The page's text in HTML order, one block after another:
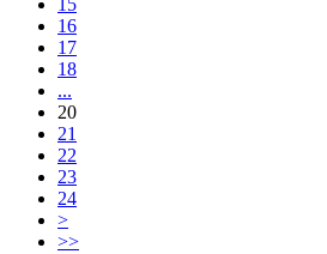
15
16
17
18
...
20
21
22
23
24
>
>>